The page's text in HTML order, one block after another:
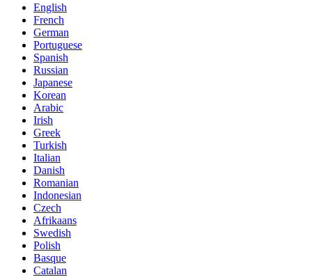
English
French
German
Portuguese
Spanish
Russian
Japanese
Korean
Arabic
Irish
Greek
Turkish
Italian
Danish
Romanian
Indonesian
Czech
Afrikaans
Swedish
Polish
Basque
Catalan